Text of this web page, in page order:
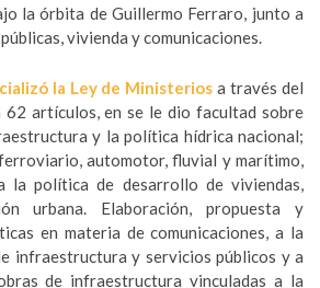
la órbita de Guillermo Ferraro, junto a
vivienda y comunicaciones.
la Ley de Ministerios a través del
artículos, en se le dio facultad sobre
y la política hídrica nacional;
automotor, fluvial y marítimo,
la política de desarrollo de viviendas,
urbana. Elaboración, propuesta y
en materia de comunicaciones, a la
infraestructura y servicios públicos y a
de infraestructura vinculadas a la